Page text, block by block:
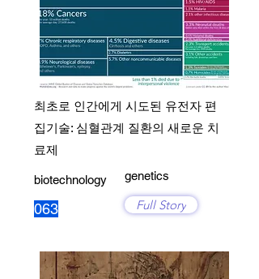
최초로 인간에게 시도된 유전자 편
집기술: 심혈관계 질환의 새로운 치
료제
biotechnology
063
genetics
Full Story